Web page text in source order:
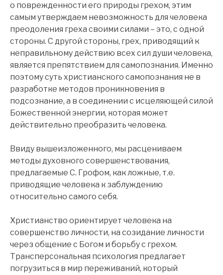
о поврежденности его природы грехом, этим
самым утверждаем невозможность для человека
преодоления греха своими силами – это, с одной
стороны. С другой стороны, грех, приводящий к
неправильному действию всех сил души человека,
является препятствием для самопознания. Именно
поэтому суть христианского самопознания не в
разработке методов проникновения в
подсознание, а в соединении с исцеляющей силой
Божественной энергии, которая может
действительно преобразить человека.
Ввиду вышеизложенного, мы расцениваем
методы духовного совершенствования,
предлагаемые С. Грофом, как ложные, т.е.
приводящие человека к заблуждению
относительно самого себя.
Христианство ориентирует человека на
совершенство личности, на созидание личности
через общение с Богом и борьбу с грехом.
Трансперсональная психология предлагает
погрузиться в мир переживаний, который